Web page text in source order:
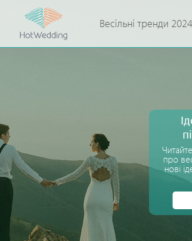
Весільні тренди 2024
про
нові